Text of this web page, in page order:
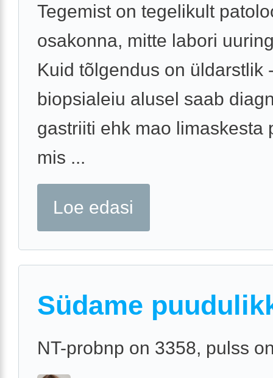
Tegemist on tegelikult
osakonna, mitte labori
Kuid tõlgendus on üldarstlik
biopsialeiu alusel saab
gastriiti ehk mao limaskesta
mis ...
Loe edasi
Südame
NT-probnp on 3358, pulss